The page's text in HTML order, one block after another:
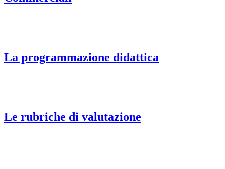
La programmazione didattica
Le rubriche di valutazione